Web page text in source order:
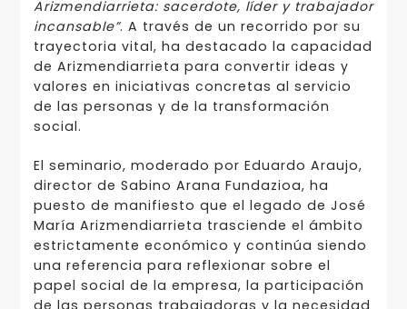
Arizmendiarrieta: sacerdote, líder y trabajador
incansable”. A través de un recorrido por su
trayectoria vital, ha destacado la capacidad
de Arizmendiarrieta para convertir ideas y
valores en iniciativas concretas al servicio
de las personas y de la transformación
social.
El seminario, moderado por Eduardo Araujo,
director de Sabino Arana Fundazioa, ha
puesto de manifiesto que el legado de José
María Arizmendiarrieta trasciende el ámbito
estrictamente económico y continúa siendo
una referencia para reflexionar sobre el
papel social de la empresa, la participación
de las personas trabajadoras y la necesidad